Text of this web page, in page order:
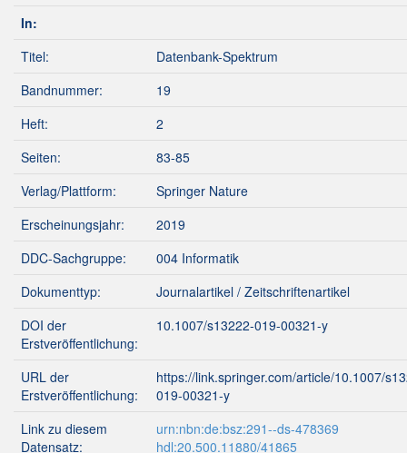
In:
Titel:
Datenbank-Spektrum
Bandnummer:
19
Heft:
2
Seiten:
83-85
Verlag/Plattform:
Springer Nature
Erscheinungsjahr:
2019
DDC-Sachgruppe:
004 Informatik
Dokumenttyp:
Journalartikel / Zeitschriftenartikel
DOI der
Erstveröffentlichung:
10.1007/s13222-019-00321-y
URL der
Erstveröffentlichung:
https://link.springer.com/article/10.1007/
019-00321-y
Link zu diesem
Datensatz:
urn:nbn:de:bsz:291--ds-478369
hdl:20.500.11880/41865